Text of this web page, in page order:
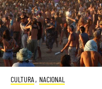
CULTURA , NACIONAL